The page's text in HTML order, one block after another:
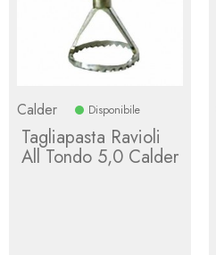
Calder Disponibile
Tagliapasta Ravioli
All Tondo 5,0 Calder